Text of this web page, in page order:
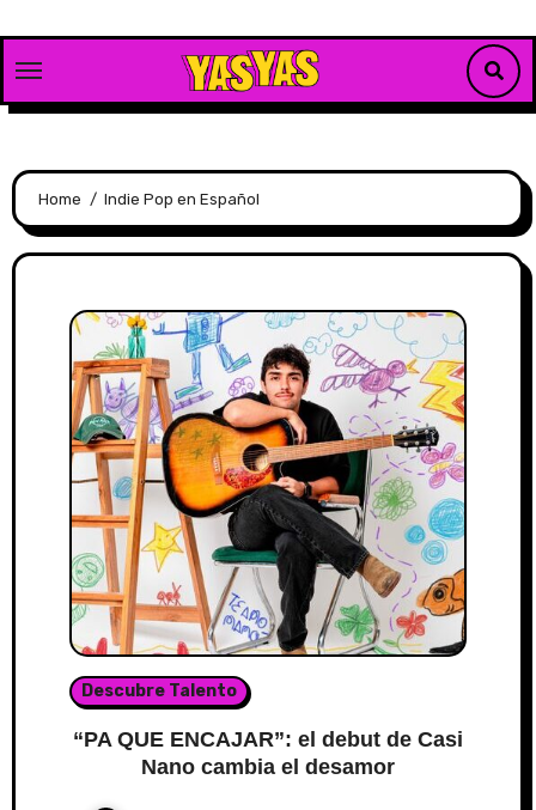
content
Home Indie Pop en Español
Descubre Talento
“PA QUE ENCAJAR”: el debut de Casi
Nano cambia el desamor